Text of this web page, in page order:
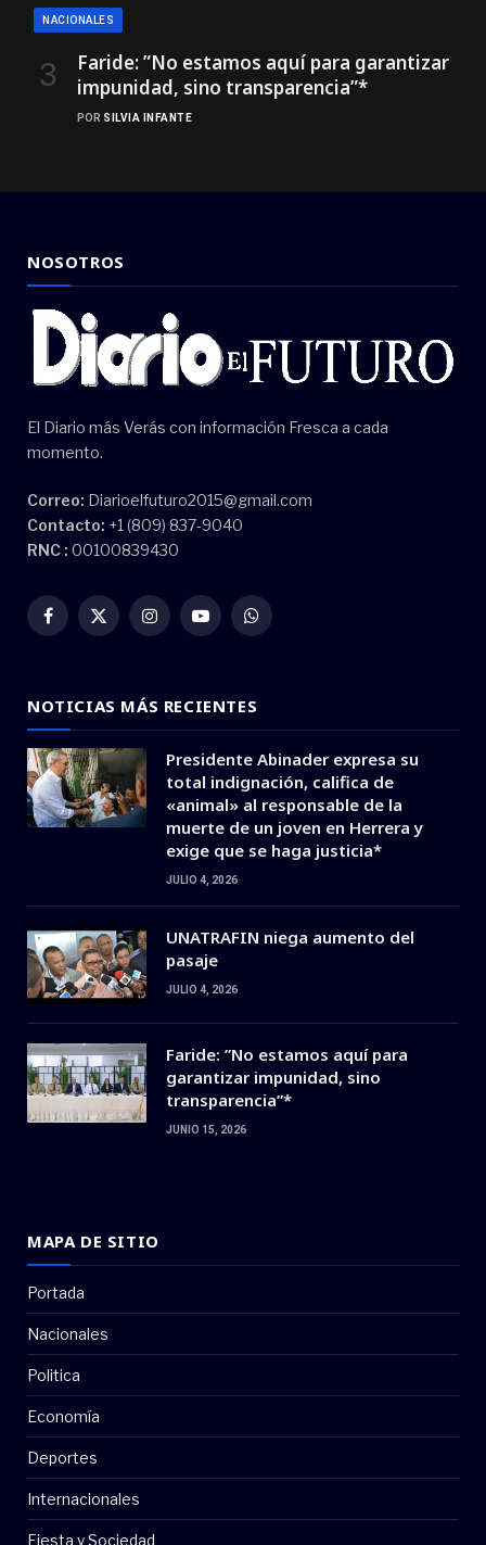
NACIONALES
Faride: ”No estamos aquí para garantizar
impunidad, sino transparencia”*
POR SILVIA INFANTE
NOSOTROS
El Diario más Verás con información Fresca a cada
momento.
Correo: Diarioelfuturo2015@gmail.com
Contacto: +1 (809) 837-9040
RNC : 00100839430
Facebook
X
InstagramYouTubeWhatsApp
NOTICIAS MÁS RECIENTES
Presidente Abinader expresa su
total indignación, califica de
«animal» al responsable de la
muerte de un joven en Herrera y
exige que se haga justicia*
JULIO 4, 2026
UNATRAFIN niega aumento del
pasaje
JULIO 4, 2026
Faride: ”No estamos aquí para
garantizar impunidad, sino
transparencia”*
JUNIO 15, 2026
MAPA DE SITIO
Portada
Nacionales
Politica
Economía
Deportes
Internacionales
Fiesta y Sociedad